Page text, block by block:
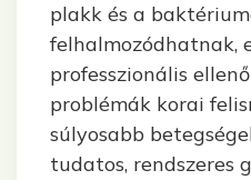
plakk és a
felhalmozódhatnak,
professzionális
problémák korai
súlyosabb
tudatos, rendszeres